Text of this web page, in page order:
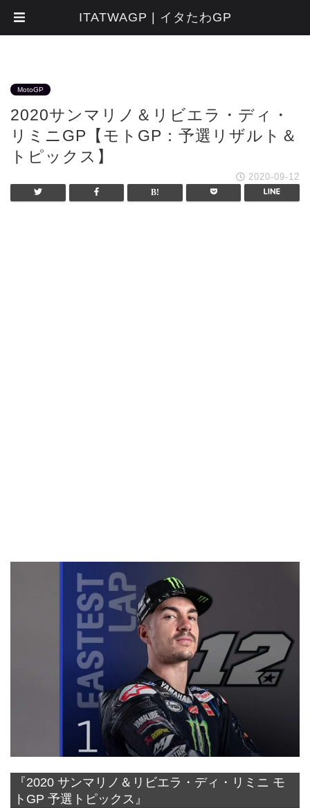
MotoGP
2020サンマリノ＆リビエラ・ディ・
リミニGP【モトGP：予選リザルト＆
トピックス】
2020-09-12
『2020 サンマリノ＆リビエラ・ディ・リミニ モ
トGP 予選トピックス』
ITATWAGP | イタたわGP